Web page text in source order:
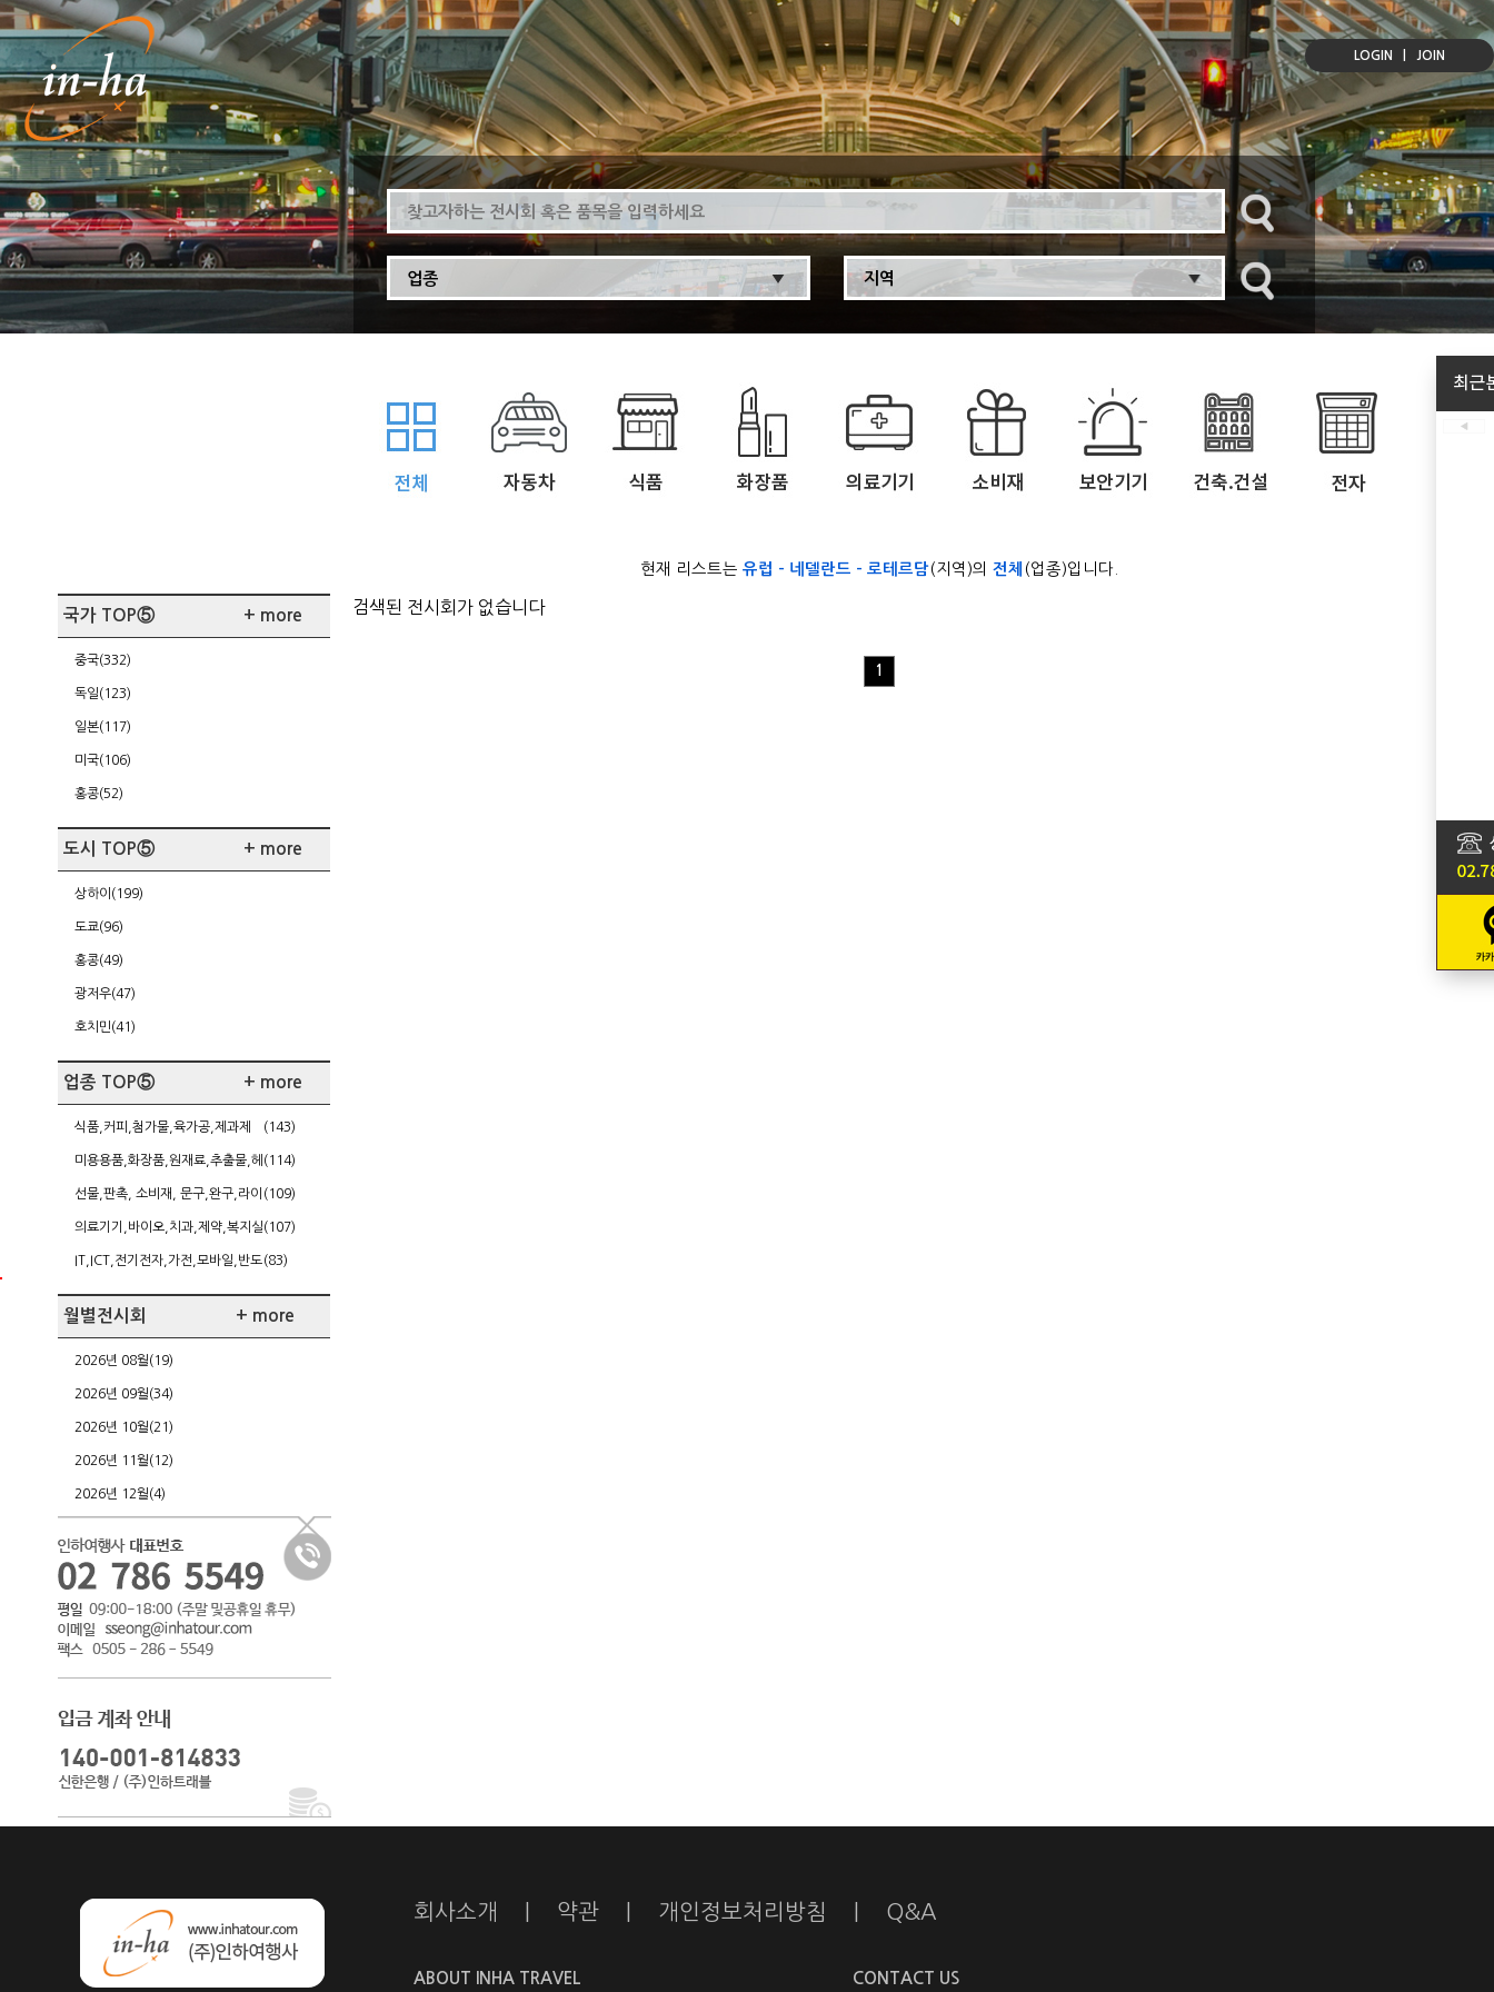
LOGIN JOIN
국가 TOP⑤ + more
중국(332)
독일(123)
일본(117)
미국(106)
홍콩(52)
도시 TOP⑤ + more
상하이(199)
도쿄(96)
홍콩(49)
광저우(47)
호치민(41)
업종 TOP⑤ + more
식품,커피,첨가물,육가공,제과제
(143)
미용용품,화장품,원재료,추출물,헤 (114)
선물,판촉, 소비재, 문구,완구,라이 (109)
의료기기,바이오,치과,제약,복지실(107)
IT,ICT,전기전자,가전,모바일,반도(83)
월별전시회 + more
2026년 08월(19)
2026년 09월(34)
2026년 10월(21)
2026년 11월(12)
2026년 12월(4)
현재 리스트는 유럽 - 네델란드 - 로테르담(지역)의 전체 (업종)입니다.
검색된 전시회가 없습니다
회사소개 약관 개인정보처리방침 Q&A
ABOUT INHA TRAVEL CONTACT US